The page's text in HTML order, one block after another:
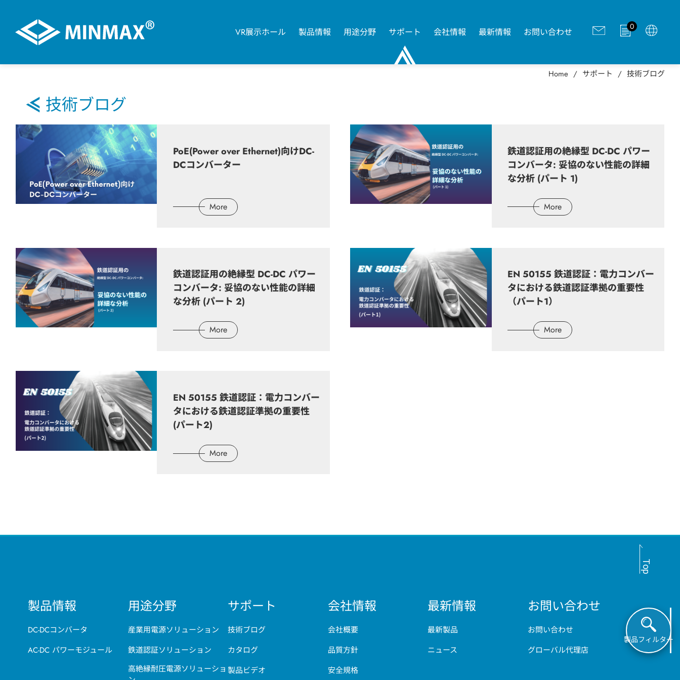
VR展示ホール 製品情報 用途分野 サポート 会社情報 最新情報 お問い合わせ
0
Home サポート 技術ブログ
技術ブログ
PoE(Power over Ethernet)向けDC-
DCコンバーター
More
鉄道認証用の絶縁型 DC-DC パワー
コンバータ: 妥協のない性能の詳細
な分析 (パート 1)
More
鉄道認証用の絶縁型 DC-DC パワー
コンバータ: 妥協のない性能の詳細
な分析 (パート 2)
More
EN 50155 鉄道認証：電力コンバー
タにおける鉄道認証準拠の重要性
（パート1）
More
EN 50155 鉄道認証：電力コンバー
タにおける鉄道認証準拠の重要性
(パート2)
More
製品情報
DC-DCコンバータ
AC-DC パワーモジュール
用途分野
産業用電源ソリューション
鉄道認証ソリューション
高絶縁耐圧電源ソリューショ
サポート
技術ブログ
カタログ
製品ビデオ
会社情報
会社概要
品質方針
安全規格
最新情報
最新製品
ニュース
お問い合わせ
お問い合わせ
グローバル代理店
製品フィルター
VR展示ホール
製品情報
用途分野
サポート
カタログ
製品ビデオ
会社のビデオ
技術記事
会社情報
お問い合わせ